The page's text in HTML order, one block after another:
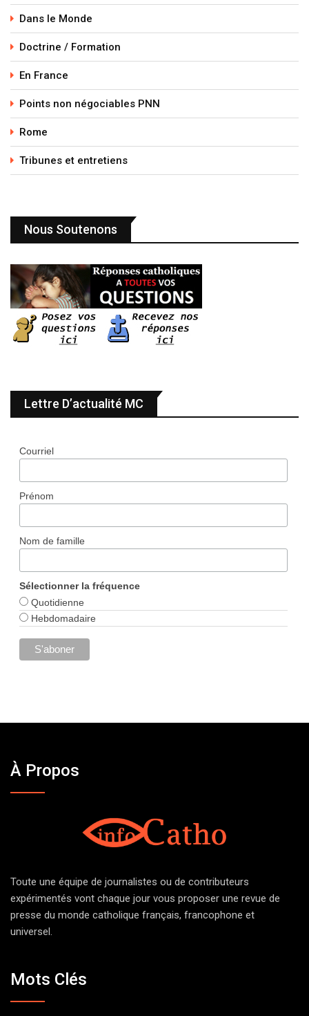
Dans le Monde
Doctrine / Formation
En France
Points non négociables PNN
Rome
Tribunes et entretiens
Nous Soutenons
Lettre D’actualité MC
Courriel
Prénom
Nom de famille
Sélectionner la fréquence
Quotidienne
Hebdomadaire
À Propos
Toute une équipe de journalistes ou de contributeurs
expérimentés vont chaque jour vous proposer une revue de
presse du monde catholique français, francophone et
universel.
Mots Clés